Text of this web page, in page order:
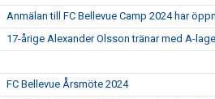
Anmälan till FC Bellevue Camp 2024 har
17-årige Alexander Olsson tränar med A-
FC Bellevue Årsmöte 2024